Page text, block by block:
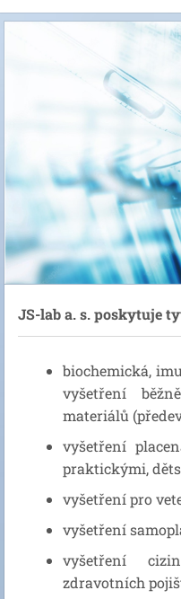
JS-lab a. s. poskytuje
biochemická,
vyšetření
materiálů
vyšetření
praktickými,
vyšetření pro
vyšetření
vyšetření
zdravotních